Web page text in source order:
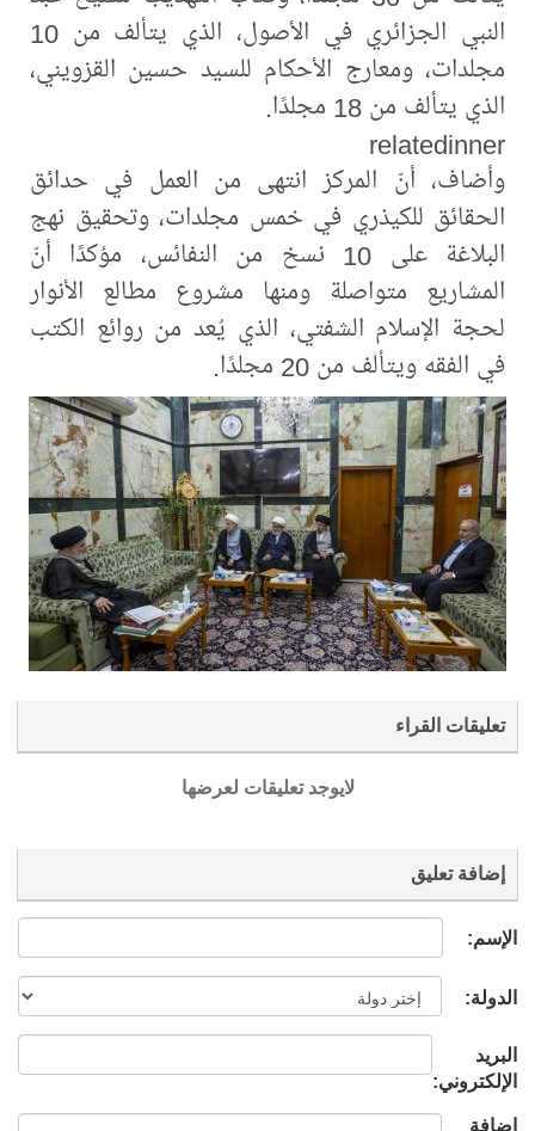
النبي الجزائري في الأصول، الذي يتألف من 10
مجلدات، ومعارج الأحكام للسيد حسين القزويني،
الذي يتألف من 18 مجلدًا.
relatedinner
وأضاف، أنّ المركز انتهى من العمل في حدائق
الحقائق للكيذري في خمس مجلدات، وتحقيق نهج
البلاغة على 10 نسخ من النفائس، مؤكدًا أنّ
المشاريع متواصلة ومنها مشروع مطالع الأنوار
لحجة الإسلام الشفتي، الذي يُعد من روائع الكتب
في الفقه ويتألف من 20 مجلدًا.
تعليقات القراء
لايوجد تعليقات لعرضها
إضافة تعليق
الإسم:
الدولة:
البريد
الإلكتروني:
إضافة